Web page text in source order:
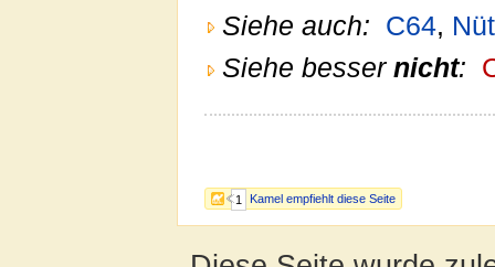
1 Kamel empfiehlt diese Seite
Siehe auch: C64,
Siehe besser nicht: